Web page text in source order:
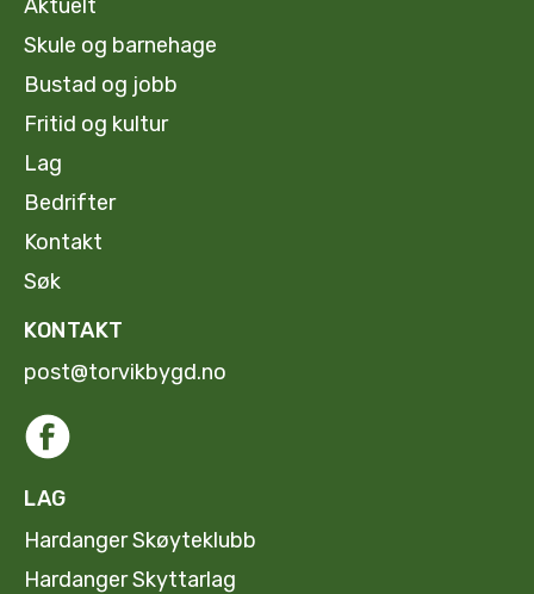
Aktuelt
Skule og barnehage
Bustad og jobb
Fritid og kultur
Lag
Bedrifter
Kontakt
Søk
KONTAKT
post@torvikbygd.no
LAG
Hardanger Skøyteklubb
Hardanger Skyttarlag